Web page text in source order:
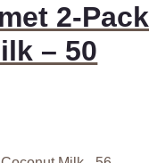
2-Pack
– 50